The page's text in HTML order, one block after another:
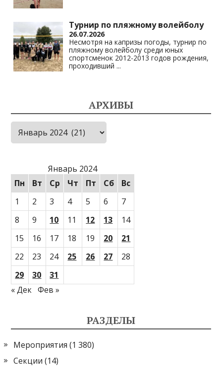
Турнир по пляжному волейболу
26.07.2026
Несмотря на капризы погоды, турнир по
пляжному волейболу среди юных
спортсменок 2012-2013 годов рождения,
проходивший ...
АРХИВЫ
Архивы
Январь 2024
Пн
Вт Ср Чт Пт Сб
Вс
1
2 3 4 5 6
7
8
9 10 11 12 13
14
15
16 17 18 19 20
21
22
23 24 25 26 27
28
29
30
31
« Дек Фев »
РАЗДЕЛЫ
Мероприятия (1 380)
Секции (14)